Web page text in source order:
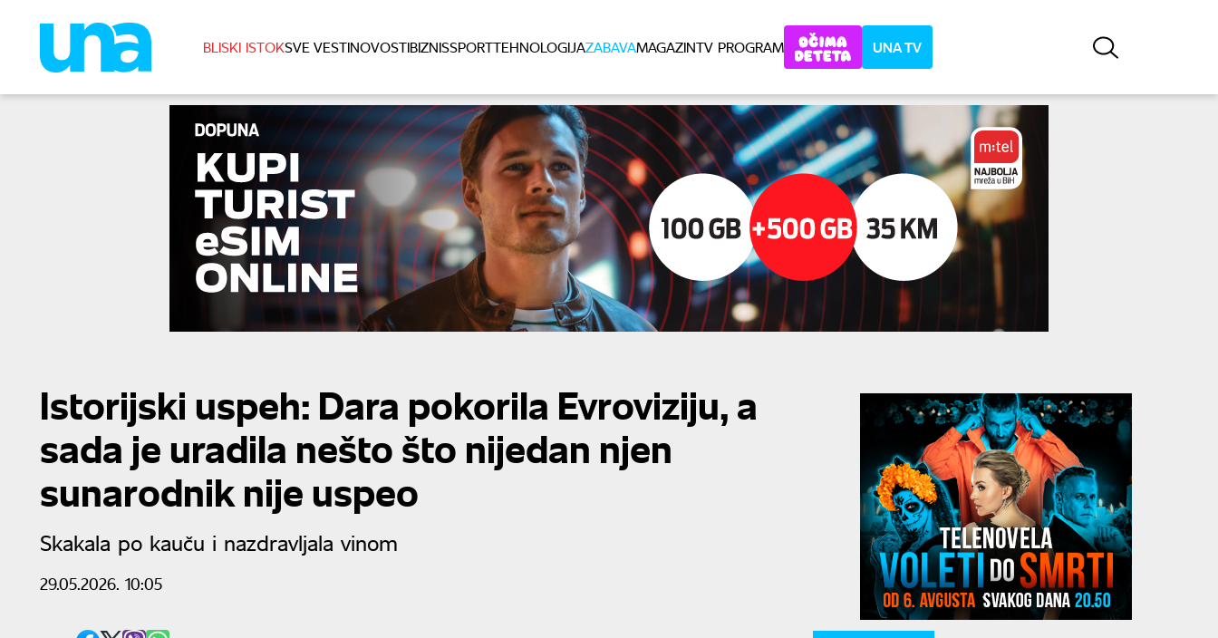
BLISKI ISTOKSVE VESTINOVOSTIBIZNISSPORTTEHNOLOGIJAZABAVAMAGAZINTV PROGRAM UNA TV
Istorijski uspeh: Dara pokorila Evroviziju, a
sada je uradila nešto što nijedan njen
sunarodnik nije uspeo
Skakala po kauču i nazdravljala vinom
29.05.2026. 10:05